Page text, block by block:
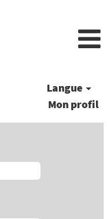
Langue
Mon profil